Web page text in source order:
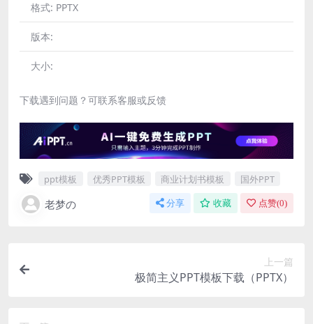
格式: PPTX
版本:
大小:
下载遇到问题？可联系客服或反馈
ppt模板 优秀PPT模板 商业计划书模板 国外PPT
老梦の 分享 收藏 点赞(0)
上一篇
极简主义PPT模板下载（PPTX）